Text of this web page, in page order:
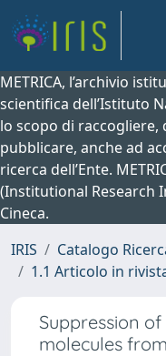
METRICA, l’archivio
scientifica dell’Istituto
lo scopo di
pubblicare, anche ad
ricerca dell’Ente.
(Institutional Research
Cineca.
IRIS
Catalogo
1.1 Articolo in
Suppression
molecules